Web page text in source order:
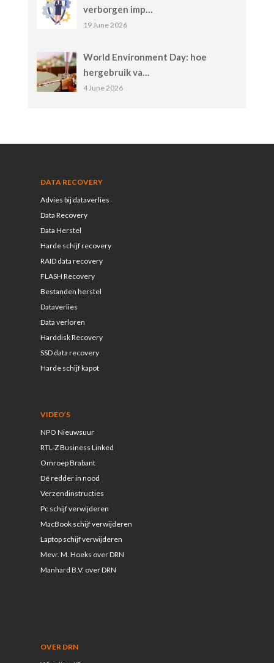
verborgen imp…
19 June 2026
World Environment Day: hoe
hergebruik va…
4 June 2026
DATA RECOVERY
Advies bij dataverlies
Data Recovery
Data Herstel
Harde schijf recovery
RAID data recovery
FLASH Recovery
Bestanden herstel
Dataverlies
Data verloren
Harddisk Recovery
SSD data recovery
Harde schijf kapot
VIDEO’S
NPO Nieuwsuur
RTL-Z Business Linked
Omroep Brabant
Dé redder in nood
Verzendinstructies
Pc schijf verwijderen
MacBook schijf verwijderen
Laptop schijf verwijderen
Mevr. M. Hoeks over DRN
Manhard B.V. over DRN
OVER DRN